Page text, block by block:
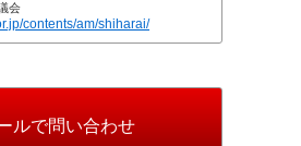
会
contents/am/shiharai/